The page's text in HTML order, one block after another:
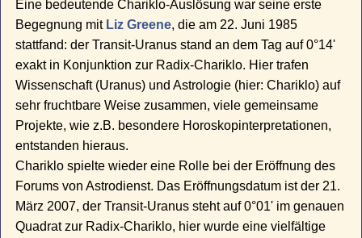
Eine bedeutende Chariklo-Auslösung war seine erste
Begegnung mit Liz Greene, die am 22. Juni 1985
stattfand: der Transit-Uranus stand an dem Tag auf 0°14'
exakt in Konjunktion zur Radix-Chariklo. Hier trafen
Wissenschaft (Uranus) und Astrologie (hier: Chariklo) auf
sehr fruchtbare Weise zusammen, viele gemeinsame
Projekte, wie z.B. besondere Horoskopinterpretationen,
entstanden hieraus.
Chariklo spielte wieder eine Rolle bei der Eröffnung des
Forums von Astrodienst. Das Eröffnungsdatum ist der 21.
März 2007, der Transit-Uranus steht auf 0°01' im genauen
Quadrat zur Radix-Chariklo, hier wurde eine vielfältige